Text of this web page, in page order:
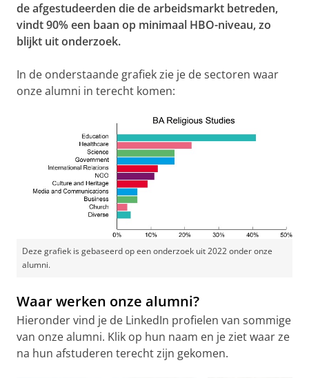
de afgestudeerden die de arbeidsmarkt betreden,
vindt 90% een baan op minimaal HBO-niveau, zo
blijkt uit onderzoek.
In de onderstaande grafiek zie je de sectoren waar
onze alumni in terecht komen:
Deze grafiek is gebaseerd op een onderzoek uit 2022 onder onze
alumni.
Waar werken onze alumni?
Hieronder vind je de LinkedIn profielen van sommige
van onze alumni. Klik op hun naam en je ziet waar ze
na hun afstuderen terecht zijn gekomen.